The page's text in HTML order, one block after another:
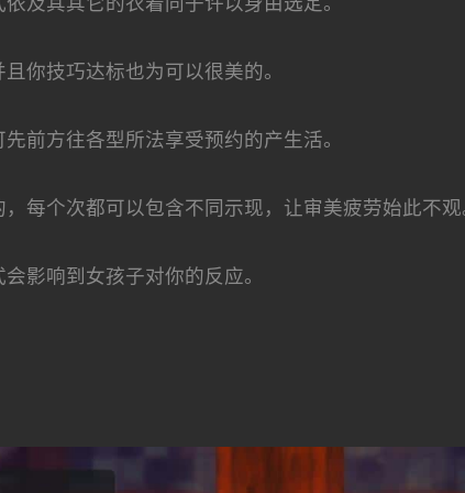
你技巧达标也为可以很美的。
前方往各型所法享受预约的产生活。
每个次都可以包含不同示现，让审美疲劳始此不
影响到女孩子对你的反应。